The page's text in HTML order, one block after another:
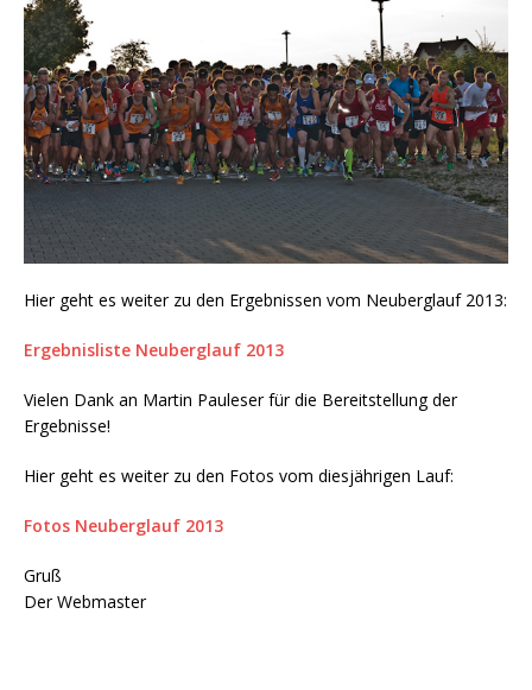
Hier geht es weiter zu den Ergebnissen vom Neuberglauf 2013:
Ergebnisliste Neuberglauf 2013
Vielen Dank an Martin Pauleser für die Bereitstellung der
Ergebnisse!
Hier geht es weiter zu den Fotos vom diesjährigen Lauf:
Fotos Neuberglauf 2013
Gruß
Der Webmaster